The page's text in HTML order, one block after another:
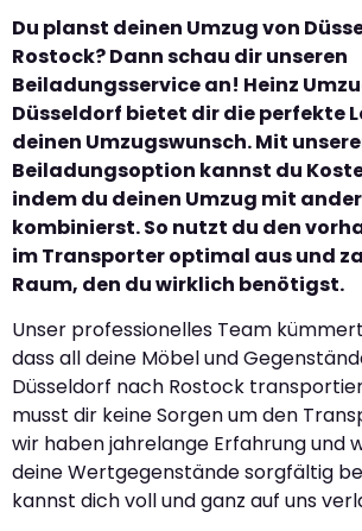
Du planst deinen Umzug von
Rostock? Dann schau dir unseren
Beiladungsservice an! Heinz
Düsseldorf bietet dir die perfekte
deinen Umzugswunsch. Mit
Beiladungsoption kannst du
indem du deinen Umzug mit
kombinierst. So nutzt du den
im Transporter optimal aus und
Raum, den du wirklich benötigst.
Unser professionelles Team
dass all deine Möbel und
Düsseldorf nach Rostock
musst dir keine Sorgen um den
wir haben jahrelange Erfahrung und
deine Wertgegenstände sorgfältig
kannst dich voll und ganz auf uns